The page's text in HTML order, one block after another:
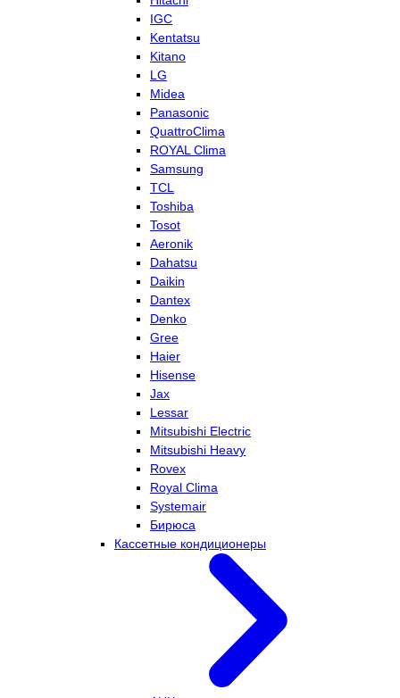
IGC
Kentatsu
Kitano
LG
Midea
Panasonic
QuattroClima
ROYAL Clima
Samsung
TCL
Toshiba
Tosot
Aeronik
Dahatsu
Daikin
Dantex
Denko
Gree
Haier
Hisense
Jax
Lessar
Mitsubishi Electric
Mitsubishi Heavy
Rovex
Royal Clima
Systemair
Бирюса
Кассетные кондиционеры